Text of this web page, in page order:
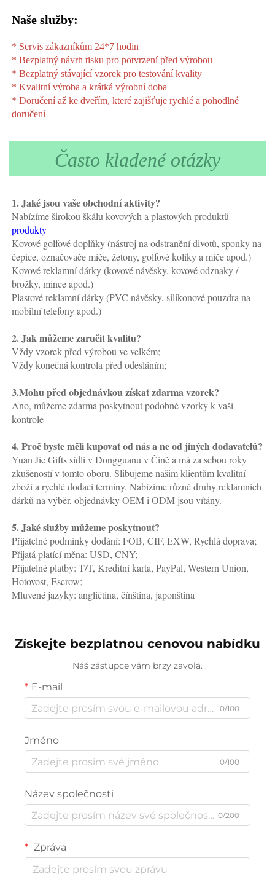
Naše služby:
* Servis zákazníkům 24*7 hodin
* Bezplatný návrh tisku pro potvrzení před výrobou
* Bezplatný stávající vzorek pro testování kvality
* Kvalitní výroba a krátká výrobní doba
* Doručení až ke dveřím, které zajišťuje rychlé a pohodlné
doručení
Často kladené otázky
1. Jaké jsou vaše obchodní aktivity?
produkty
Kovové golfové doplňky (nástroj na odstranění divotů, sponky na
čepice, označovače míče, žetony, golfové kolíky a míče apod.)
Kovové reklamní dárky (kovové návěsky, kovové odznaky /
brožky, mince apod.)
Plastové reklamní dárky (PVC návěsky, silikonové pouzdra na
mobilní telefony apod.)
2. Jak můžeme zaručit kvalitu?
Vždy vzorek před výrobou ve velkém;
Vždy konečná kontrola před odesláním;
3.Mohu před objednávkou získat zdarma vzorek?
Ano, můžeme zdarma poskytnout podobné vzorky k vaší
kontrole
Yuan Jie Gifts sídlí v Dongguanu v Číně a má za sebou roky
zkušeností v tomto oboru. Slibujeme našim klientům kvalitní
zboží a rychlé dodací termíny. Nabízíme různé druhy reklamních
dárků na výběr, objednávky OEM i ODM jsou vítány.
5. Jaké služby můžeme poskytnout?
Přijatelné podmínky dodání: FOB, CIF, EXW, Rychlá doprava;
Přijatá platící měna: USD, CNY;
Přijatelné platby: T/T, Kreditní karta, PayPal, Western Union,
Hotovost, Escrow;
Mluvené jazyky: angličtina, čínština, japonština
Získejte bezplatnou cenovou nabídku
Náš zástupce vám brzy zavolá.
E-mail
0/100
Jméno
0/100
Název společnosti
0/200
Zpráva